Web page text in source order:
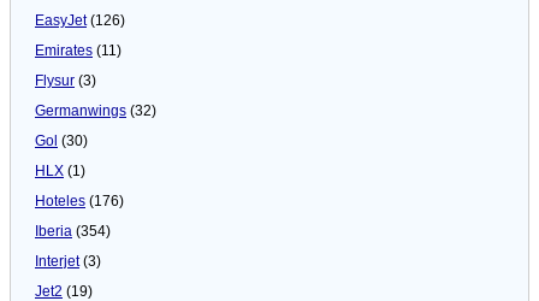
EasyJet(126)
Emirates (11)
Flysur (3)
Germanwings (32)
Gol (30)
HLX (1)
Hoteles (176)
Iberia (354)
Interjet(3)
Jet2 (19)